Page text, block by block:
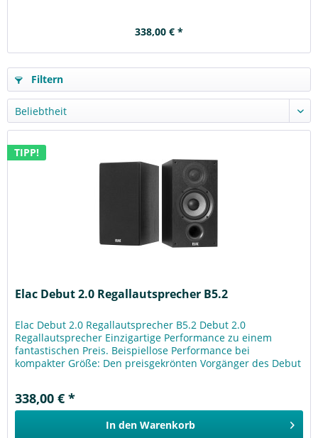
338,00 € *
Filtern
TIPP!
Elac Debut 2.0 Regallautsprecher B5.2
Elac Debut 2.0 Regallautsprecher B5.2 Debut 2.0
Regallautsprecher Einzigartige Performance zu einem
fantastischen Preis. Beispiellose Performance bei
kompakter Größe: Den preisgekrönten Vorgänger des Debut
338,00 € *
In den Warenkorb